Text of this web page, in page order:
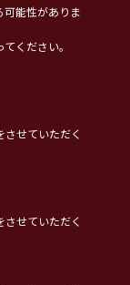
可能性がありま
ください。
せていただく
せていただく